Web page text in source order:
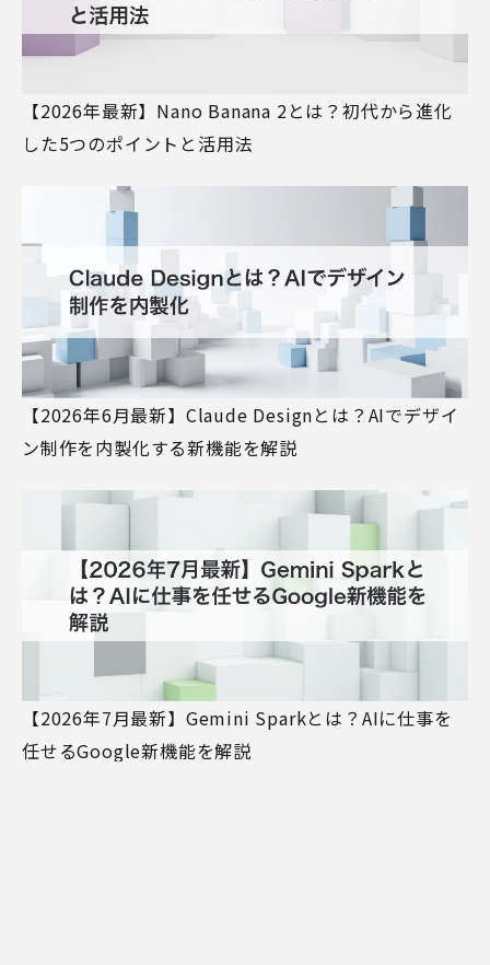
【2026年最新】Nano Banana 2とは？初代から進化
した5つのポイントと活用法
【2026年6月最新】Claude Designとは？AIでデザイ
ン制作を内製化する新機能を解説
【2026年7月最新】Gemini Sparkとは？AIに仕事を
任せるGoogle新機能を解説